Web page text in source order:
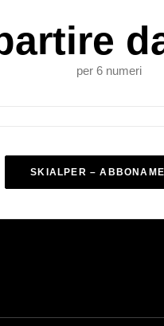
per 6 numeri
SKIALPER –